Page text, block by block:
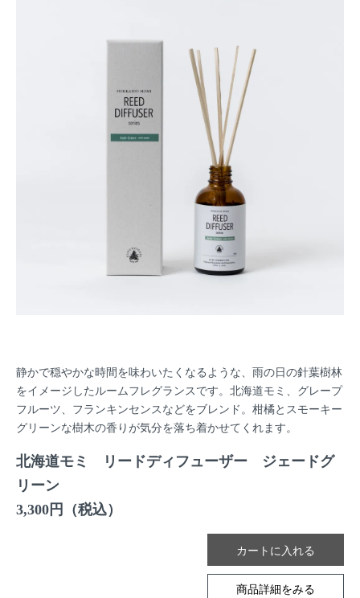
静かで穏やかな時間を味わいたくなるような、雨の日の針葉樹林
をイメージしたルームフレグランスです。北海道モミ、グレープ
フルーツ、フランキンセンスなどをブレンド。柑橘とスモーキー
グリーンな樹木の香りが気分を落ち着かせてくれます。
北海道モミ リードディフューザー ジェードグ
リーン
3,300円（税込）
商品詳細をみる